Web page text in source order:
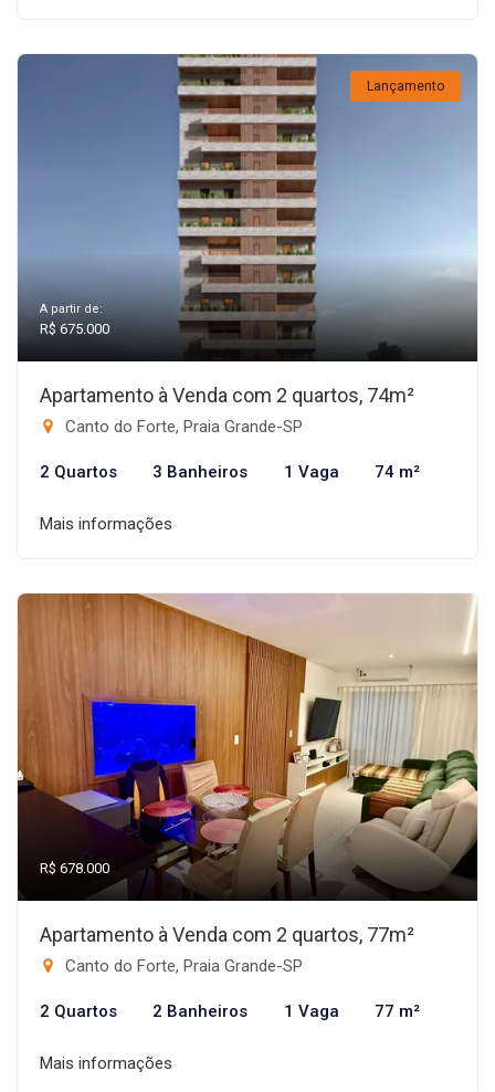
Lançamento
A partir de:
R$ 675.000
Apartamento à Venda com 2 quartos, 74m²
Canto do Forte, Praia Grande-SP
2 Quartos 3 Banheiros 1 Vaga 74 m²
Mais informações
R$ 678.000
Apartamento à Venda com 2 quartos, 77m²
Canto do Forte, Praia Grande-SP
2 Quartos 2 Banheiros 1 Vaga 77 m²
Mais informações